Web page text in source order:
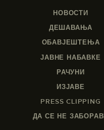
НОВОСТИ
ДЕШАВАЊА
ОБАВЈЕШТЕЊА
ЈАВНЕ НАБАВКЕ
РАЧУНИ
ИЗЈАВЕ
PRESS CLIPPING
ДА СЕ НЕ